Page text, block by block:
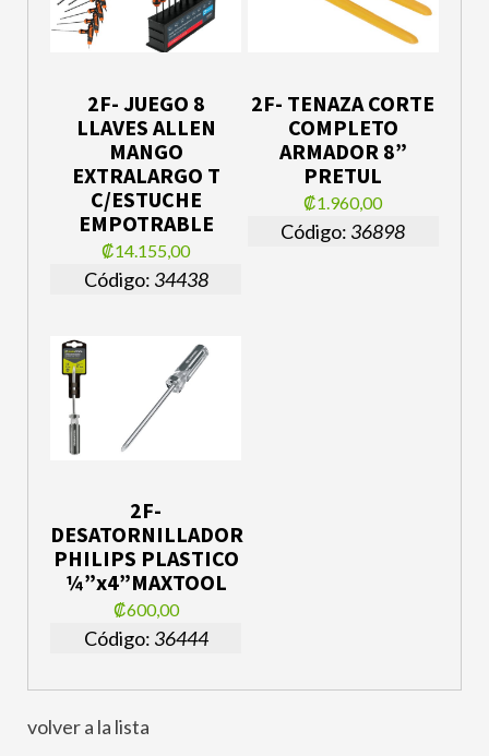
2F- JUEGO 8
LLAVES ALLEN
MANGO
EXTRALARGO T
C/ESTUCHE
EMPOTRABLE
₡14.155,00
Código: 34438
2F- TENAZA CORTE
COMPLETO
ARMADOR 8”
PRETUL
₡1.960,00
Código: 36898
2F-
DESATORNILLADOR
PHILIPS PLASTICO
¼”x4”MAXTOOL
₡600,00
Código: 36444
volver a la lista